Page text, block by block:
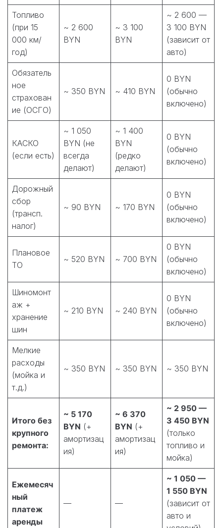
Топливо
(при 15
000 км/
год)
~ 2 600
BYN
~ 3 100
BYN
~ 2 600 —
3 100 BYN
(зависит от
авто)
Обязатель
ное
страхован
ие (ОСГО)
~ 350 BYN ~ 410 BYN
0 BYN
(обычно
включено)
КАСКО
(если есть)
~ 1 050
BYN (не
всегда
делают)
~ 1 400
BYN
(редко
делают)
0 BYN
(обычно
включено)
Дорожный
сбор
(трансп.
налог)
~ 90 BYN ~ 170 BYN
0 BYN
(обычно
включено)
Плановое
ТО
~ 520 BYN ~ 700 BYN
0 BYN
(обычно
включено)
Шиномонт
аж +
хранение
шин
~ 210 BYN ~ 240 BYN
0 BYN
(обычно
включено)
Мелкие
расходы
(мойка и
т.д.)
~ 350 BYN ~ 350 BYN ~ 350 BYN
Итого без
крупного
ремонта:
~ 5 170
BYN (+
амортизац
ия)
~ 6 370
BYN (+
амортизац
ия)
~ 2 950 —
3 450 BYN
(только
топливо и
мойка)
Ежемесяч
ный
платеж
аренды
— —
~ 1 050 —
1 550 BYN
(зависит от
авто и